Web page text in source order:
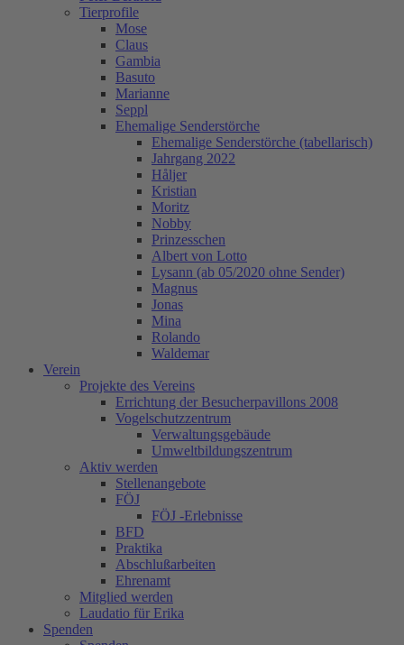
Tierprofile
Mose
Claus
Gambia
Basuto
Marianne
Seppl
Ehemalige Senderstörche
Ehemalige Senderstörche (tabellarisch)
Jahrgang 2022
Håljer
Kristian
Moritz
Nobby
Prinzesschen
Albert von Lotto
Lysann (ab 05/2020 ohne Sender)
Magnus
Jonas
Mina
Rolando
Waldemar
Verein
Projekte des Vereins
Errichtung der Besucherpavillons 2008
Vogelschutzzentrum
Verwaltungsgebäude
Umweltbildungszentrum
Aktiv werden
Stellenangebote
FÖJ
FÖJ -Erlebnisse
BFD
Praktika
Abschlußarbeiten
Ehrenamt
Mitglied werden
Laudatio für Erika
Spenden